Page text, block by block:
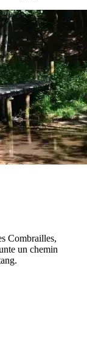
Combrailles,
un chemin